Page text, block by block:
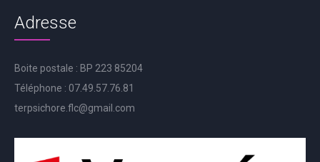
Adresse
Boite postale : BP 223 85204
Téléphone : 07.49.57.76.81
terpsichore.flc@gmail.com